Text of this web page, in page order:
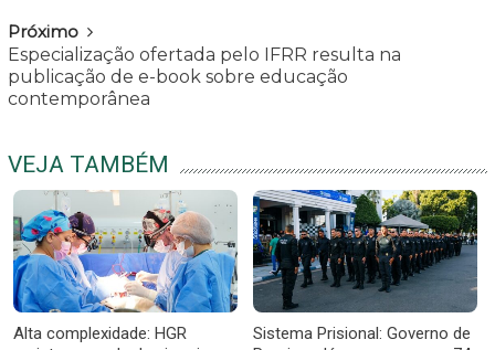
Próximo
Especialização ofertada pelo IFRR resulta na
publicação de e-book sobre educação
contemporânea
VEJA TAMBÉM
Alta complexidade: HGR
Sistema Prisional: Governo de